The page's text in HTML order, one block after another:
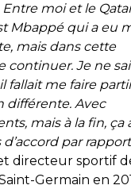
moi et le
Mbappé qui a eu
mais dans cette
continuer. Je ne
fallait me faire
différente. Avec
mais à la fin, ça
par
directeur sportif
Germain en